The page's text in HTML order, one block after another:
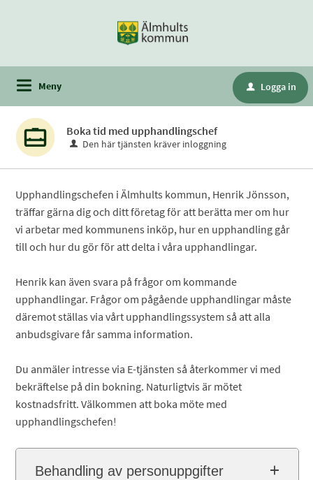
Meny u Logga in
Boka tid med upphandlingschef
Den här tjänsten kräver inloggning
Upphandlingschefen i Älmhults kommun, Henrik Jönsson,
träffar gärna dig och ditt företag för att berätta mer om hur
vi arbetar med kommunens inköp, hur en upphandling går
till och hur du gör för att delta i våra upphandlingar.
Henrik kan även svara på frågor om kommande
upphandlingar. Frågor om pågående upphandlingar måste
däremot ställas via vårt upphandlingssystem så att alla
anbudsgivare får samma information.
Du anmäler intresse via E-tjänsten så återkommer vi med
bekräftelse på din bokning. Naturligtvis är mötet
kostnadsfritt. Välkommen att boka möte med
upphandlingschefen!
Behandling av personuppgifter